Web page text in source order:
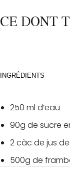
CE DONT
INGRÉDIENTS
250 ml d’eau
90g de sucre
2 càc de jus
500g de